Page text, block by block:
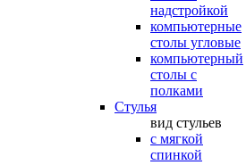
надстройкой
компьютерные
столы угловые
компьютерный
столы с
полками
Стулья
вид стульев
с мягкой
спинкой